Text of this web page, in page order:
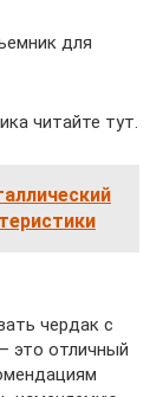
для
читайте тут.
чердак с
это отличный